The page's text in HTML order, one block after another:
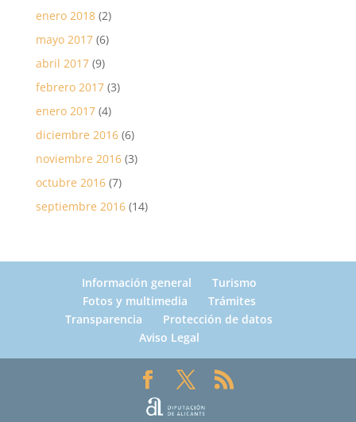
enero 2018(2)
mayo 2017(6)
abril 2017(9)
febrero 2017(3)
enero 2017(4)
diciembre 2016(6)
noviembre 2016(3)
octubre 2016(7)
septiembre 2016(14)
Información general
Turismo
Fotos y multimedia
Trámites
Transparencia
Protección de datos
Aviso Legal